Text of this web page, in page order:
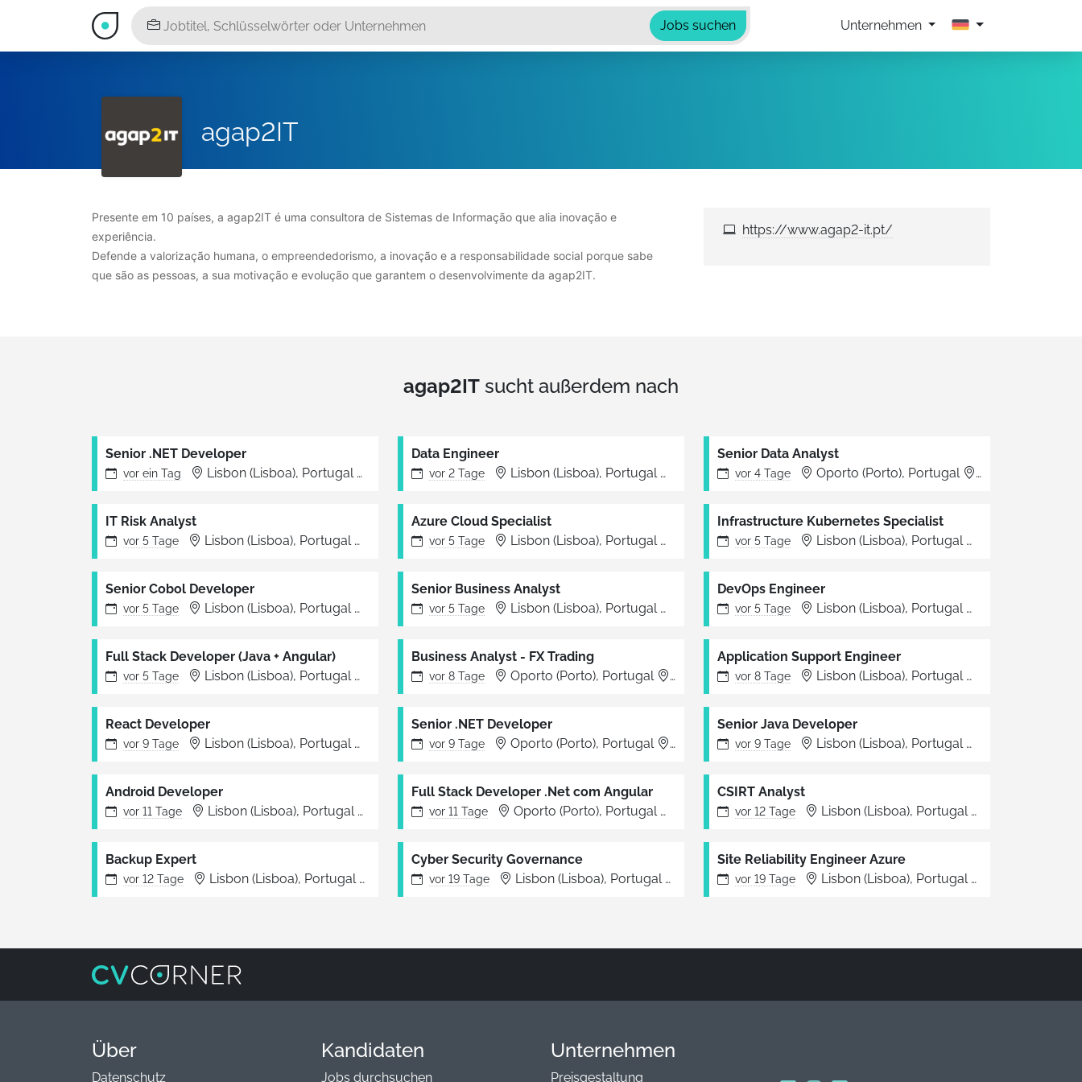
Jobs suchen Unternehmen
agap2IT
Presente em 10 países, a agap2IT é uma consultora de Sistemas de Informação que alia inovação e
experiência.
Defende a valorização humana, o empreendedorismo, a inovação e a responsabilidade social porque sabe
que são as pessoas, a sua motivação e evolução que garantem o desenvolvimente da agap2IT.
https://www.agap2-it.pt/
agap2IT sucht außerdem nach
Senior .NET Developer
vor ein Tag Lisbon (Lisboa), Portugal Lisboa
Data Engineer
vor 2 Tage Lisbon (Lisboa), Portugal
Senior Data Analyst
vor 4 Tage Oporto (Porto), Portugal Porto
IT Risk Analyst
vor 5 Tage Lisbon (Lisboa), Portugal
Azure Cloud Specialist
vor 5 Tage Lisbon (Lisboa), Portugal
Infrastructure Kubernetes Specialist
vor 5 Tage Lisbon (Lisboa), Portugal
Senior Cobol Developer
vor 5 Tage Lisbon (Lisboa), Portugal
Senior Business Analyst
vor 5 Tage Lisbon (Lisboa), Portugal
DevOps Engineer
vor 5 Tage Lisbon (Lisboa), Portugal
Full Stack Developer (Java + Angular)
vor 5 Tage Lisbon (Lisboa), Portugal
Business Analyst - FX Trading
vor 8 Tage Oporto (Porto), Portugal Porto
Application Support Engineer
vor 8 Tage Lisbon (Lisboa), Portugal
React Developer
vor 9 Tage Lisbon (Lisboa), Portugal
Senior .NET Developer
vor 9 Tage Oporto (Porto), Portugal Porto
Senior Java Developer
vor 9 Tage Lisbon (Lisboa), Portugal
Android Developer
vor 11 Tage Lisbon (Lisboa), Portugal Lisboa
Full Stack Developer .Net com Angular
vor 11 Tage Oporto (Porto), Portugal
CSIRT Analyst
vor 12 Tage Lisbon (Lisboa), Portugal
Backup Expert
vor 12 Tage Lisbon (Lisboa), Portugal Lisboa
Cyber Security Governance
vor 19 Tage Lisbon (Lisboa), Portugal Lisboa
Site Reliability Engineer Azure
vor 19 Tage Lisbon (Lisboa), Portugal
Über
Datenschutz
Kandidaten
Jobs durchsuchen
Unternehmen
Preisgestaltung